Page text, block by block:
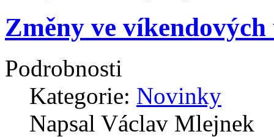
Změny ve
Podrobnosti
Kategorie: Novinky
Napsal Václav Mlejnek